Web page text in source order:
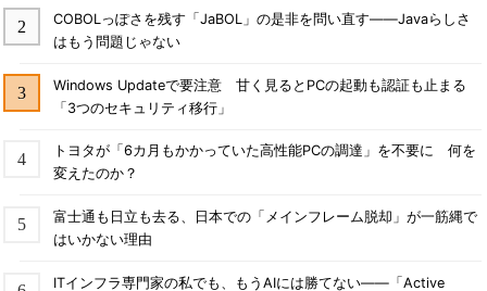
COBOLっぽさを残す「JaBOL」の是非を問い直す――Javaらしさ
はもう問題じゃない
Windows Updateで要注意 甘く見るとPCの起動も認証も止まる
「3つのセキュリティ移行」
トヨタが「6カ月もかかっていた高性能PCの調達」を不要に 何を
変えたのか？
富士通も日立も去る、日本での「メインフレーム脱却」が一筋縄で
はいかない理由
ITインフラ専門家の私でも、もうAIには勝てない――「Active